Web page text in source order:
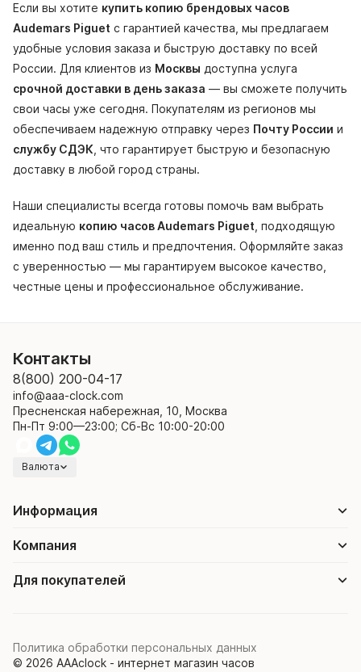
Если вы хотите купить копию брендовых часов
Audemars Piguet с гарантией качества, мы предлагаем
удобные условия заказа и быструю доставку по всей
России. Для клиентов из Москвы доступна услуга
срочной доставки в день заказа — вы сможете получить
свои часы уже сегодня. Покупателям из регионов мы
обеспечиваем надежную отправку через Почту России и
службу СДЭК , что гарантирует быструю и безопасную
доставку в любой город страны.
Наши специалисты всегда готовы помочь вам выбрать
идеальную копию часов Audemars Piguet , подходящую
именно под ваш стиль и предпочтения. Оформляйте заказ
с уверенностью — мы гарантируем высокое качество,
честные цены и профессиональное обслуживание.
Контакты
8(800) 200-04-17
info@aaa-clock.com
Пресненская набережная, 10, Москва
Пн-Пт 9:00—23:00; Сб-Вс 10:00-20:00
Валюта
Информация
Компания
Для покупателей
© 2026 AAAclock - интернет магазин часов
Политика обработки персональных данных